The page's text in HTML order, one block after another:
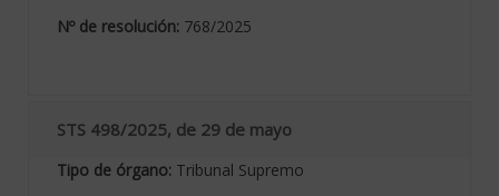
Nº de resolución: 768/2025
STS 498/2025, de 29 de mayo
Tipo de órgano: Tribunal Supremo